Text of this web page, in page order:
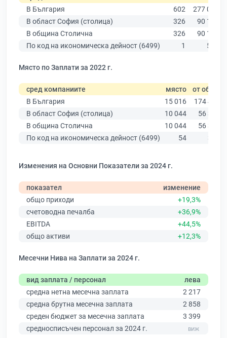
В България
602
277 019
В област София (столица)
326
90 178
В община Столична
326
90 178
По код на икономическа дейност (6499)
1 587
Място по Заплати за 2022 г.
сред компаниите място от общо
В България
15 016
174 403
В област София (столица)
10 044
56 378
В община Столична
10 044
56 378
По код на икономическа дейност (6499)
54 364
Изменения на Основни Показатели за 2024 г.
показател
изменение
общо приходи
+19,3%
счетоводна печалба
+36,9%
EBITDA
+44,5%
общо активи
+12,3%
Месечни Нива на Заплати за 2024 г.
вид заплата / персонал
лева
средна нетна месечна заплата
2 217
средна брутна месечна заплата
2 858
среден бюджет за месечна заплата
3 399
средносписъчен персонал за 2024 г.